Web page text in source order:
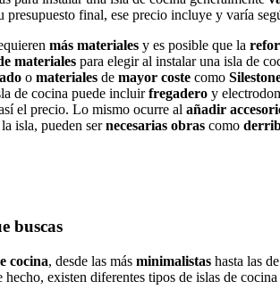
presupuesto final, ese precio incluye y varía
más materiales y es posible que la
materiales para elegir al instalar una isla de
o materiales de mayor coste como
de cocina puede incluirfregadero y
el precio. Lo mismo ocurre al añadir
isla, pueden sernecesarias obras como
buscas
cocina, desde las más minimalistas hasta las
hecho, existen diferentes tipos de islas de